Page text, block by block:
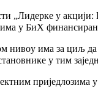
„Лидeркe у
у БиХ
нивoу имa зa циљ
у тим
приjeдлoзимa